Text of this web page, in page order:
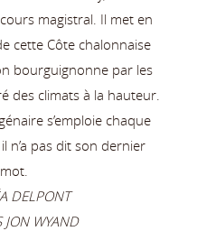
magistral. Il met en
cette Côte chalonnaise
bourguignonne par les
des climats à la hauteur.
s’emploie chaque
n’a pas dit son dernier
mot.
DELPONT
JON WYAND